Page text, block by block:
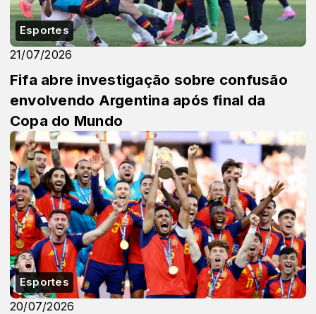
Esportes
21/07/2026
Fifa abre investigação sobre confusão
envolvendo Argentina após final da
Copa do Mundo
Esportes
20/07/2026